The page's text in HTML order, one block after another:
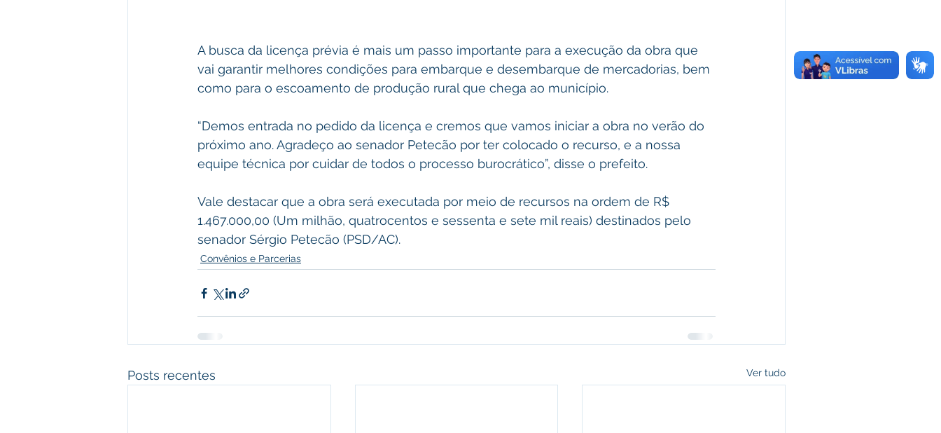
A busca da licença prévia é mais um passo importante para a execução da obra que
vai garantir melhores condições para embarque e desembarque de mercadorias, bem
como para o escoamento de produção rural que chega ao município.
“Demos entrada no pedido da licença e cremos que vamos iniciar a obra no verão do
próximo ano. Agradeço ao senador Petecão por ter colocado o recurso, e a nossa
equipe técnica por cuidar de todos o processo burocrático”, disse o prefeito.
Vale destacar que a obra será executada por meio de recursos na ordem de R$
1.467.000,00 (Um milhão, quatrocentos e sessenta e sete mil reais) destinados pelo
senador Sérgio Petecão (PSD/AC).
Convênios e Parcerias
Posts recentes Ver tudo